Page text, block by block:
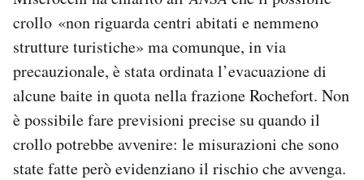
crollo «non riguarda centri abitati e nemmeno
strutture turistiche» ma comunque, in via
precauzionale, è stata ordinata l’evacuazione di
alcune baite in quota nella frazione Rochefort. Non
è possibile fare previsioni precise su quando il
crollo potrebbe avvenire: le misurazioni che sono
state fatte però evidenziano il rischio che avvenga.